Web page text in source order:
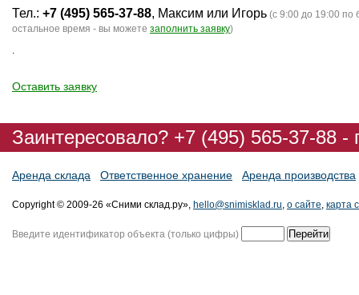
Тел.: +7 (495) 565-37-88, Максим или Игорь (с 9:00 до 19:00 по
остальное время - вы можете заполнить заявку)
.
Оставить заявку
Заинтересовало? +7 (495) 565-37-88
Аренда склада Ответственное хранение Аренда производства
Copyright © 2009-26 «Сними склад.ру», hello@snimisklad.ru, о сайте, карта
Введите идентификатор объекта (только цифры)